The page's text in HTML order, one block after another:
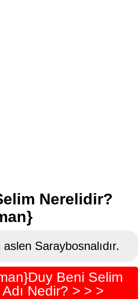
Nerelidir?
Saraybosnalıdır.
Beni Selim
Nedir? > > >